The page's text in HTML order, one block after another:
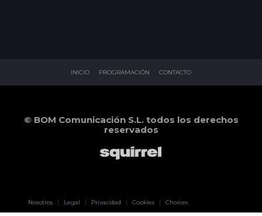
INICIO PROGRAMACIÓN CONTACTO
© BOM Comunicación S.L. todos los derechos
reservados
Nosotros | Legal | Privacidad | Cookies | Choices